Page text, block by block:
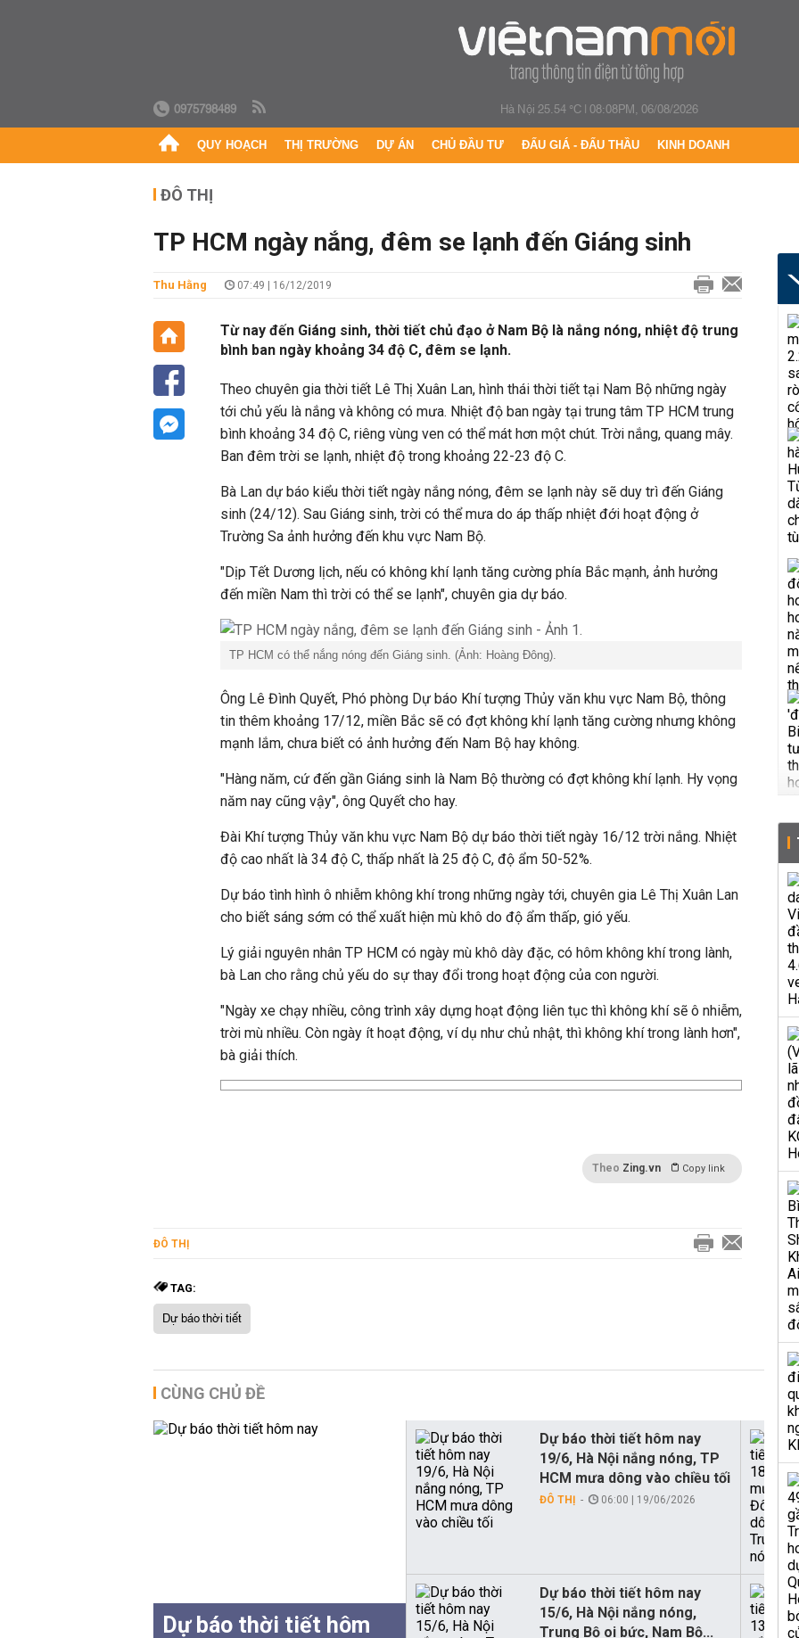
0975798489 Hà Nội 25.54 °C|08:08PM, 06/08/2026
QUY HOẠCH THỊ TRƯỜNG DỰ ÁN CHỦ ĐẦU TƯ ĐẤU GIÁ - ĐẤU THẦU KINH DOANH
ĐÔ THỊ
TP HCM ngày nắng, đêm se lạnh đến Giáng sinh
Thu Hằng 07:49 | 16/12/2019
Từ nay đến Giáng sinh, thời tiết chủ đạo ở Nam Bộ là nắng nóng, nhiệt độ trung
bình ban ngày khoảng 34 độ C, đêm se lạnh.
Theo chuyên gia thời tiết Lê Thị Xuân Lan, hình thái thời tiết tại Nam Bộ những ngày
tới chủ yếu là nắng và không có mưa. Nhiệt độ ban ngày tại trung tâm TP HCM trung
bình khoảng 34 độ C, riêng vùng ven có thể mát hơn một chút. Trời nắng, quang mây.
Ban đêm trời se lạnh, nhiệt độ trong khoảng 22-23 độ C.
Bà Lan dự báo kiểu thời tiết ngày nắng nóng, đêm se lạnh này sẽ duy trì đến Giáng
sinh (24/12). Sau Giáng sinh, trời có thể mưa do áp thấp nhiệt đới hoạt động ở
Trường Sa ảnh hưởng đến khu vực Nam Bộ.
"Dịp Tết Dương lịch, nếu có không khí lạnh tăng cường phía Bắc mạnh, ảnh hưởng
đến miền Nam thì trời có thể se lạnh", chuyên gia dự báo.
TP HCM có thể nắng nóng đến Giáng sinh. (Ảnh: Hoàng Đông).
Ông Lê Đình Quyết, Phó phòng Dự báo Khí tượng Thủy văn khu vực Nam Bộ, thông
tin thêm khoảng 17/12, miền Bắc sẽ có đợt không khí lạnh tăng cường nhưng không
mạnh lắm, chưa biết có ảnh hưởng đến Nam Bộ hay không.
"Hàng năm, cứ đến gần Giáng sinh là Nam Bộ thường có đợt không khí lạnh. Hy vọng
năm nay cũng vậy", ông Quyết cho hay.
Đài Khí tượng Thủy văn khu vực Nam Bộ dự báo thời tiết ngày 16/12 trời nắng. Nhiệt
độ cao nhất là 34 độ C, thấp nhất là 25 độ C, độ ẩm 50-52%.
Dự báo tình hình ô nhiễm không khí trong những ngày tới, chuyên gia Lê Thị Xuân Lan
cho biết sáng sớm có thể xuất hiện mù khô do độ ẩm thấp, gió yếu.
Lý giải nguyên nhân TP HCM có ngày mù khô dày đặc, có hôm không khí trong lành,
bà Lan cho rằng chủ yếu do sự thay đổi trong hoạt động của con người.
"Ngày xe chạy nhiều, công trình xây dựng hoạt động liên tục thì không khí sẽ ô nhiễm,
trời mù nhiều. Còn ngày ít hoạt động, ví dụ như chủ nhật, thì không khí trong lành hơn",
bà giải thích.
Theo Zing.vn Copy link
ĐÔ THỊ
TAG:
Dự báo thời tiết
CÙNG CHỦ ĐỀ
Dự báo thời tiết hôm
Dự báo thời tiết hôm nay
19/6, Hà Nội nắng nóng, TP
HCM mưa dông vào chiều tối
ĐÔ THỊ 06:00 | 19/06/2026
Dự báo thời tiết hôm nay
15/6, Hà Nội nắng nóng,
Trung Bộ oi bức, Nam Bộ...